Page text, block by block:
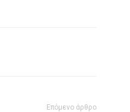
Επόμενο άρθρο